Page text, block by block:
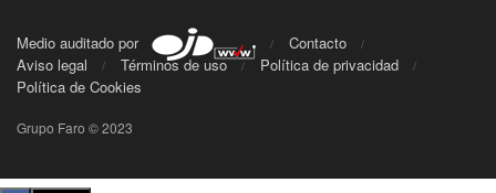
Medio auditado por
Contacto
Aviso legal
Términos de uso
Política de privacidad
Política de Cookies
Grupo Faro © 2023